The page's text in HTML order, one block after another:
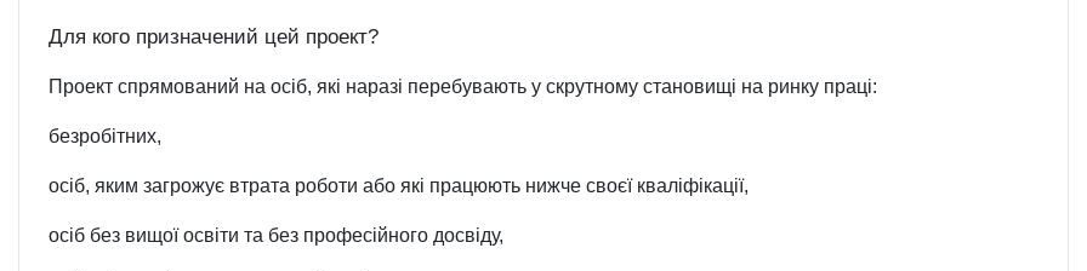
Для кого призначений цей проект?
Проект спрямований на осіб, які наразі перебувають у скрутному становищі на ринку праці:
безробітних,
осіб, яким загрожує втрата роботи або які працюють нижче своєї кваліфікації,
осіб без вищої освіти та без професійного досвіду,